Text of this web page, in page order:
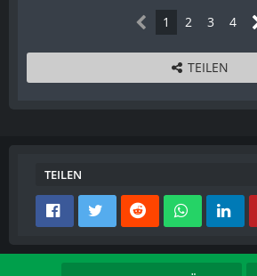
1 2 3 4
TEILEN
TEILEN